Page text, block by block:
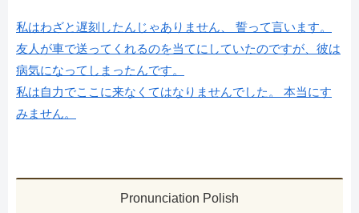
私はわざと遅刻したんじゃありません、 誓って言います。
友人が車で送ってくれるのを当てにしていたのですが、彼は
病気になってしまったんです。
私は自力でここに来なくてはなりませんでした。 本当にす
みません。
Pronunciation Polish